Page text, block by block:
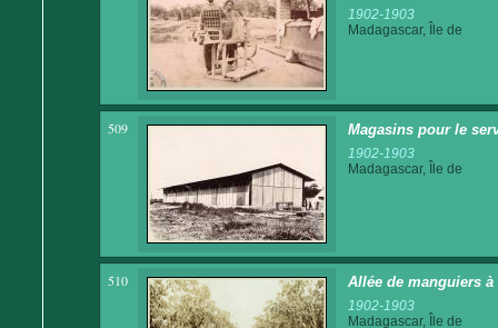
1902-1903
Madagascar, Île de
509 Magasins pour le
1902-1903
Madagascar, Île de
510 Allée de manguiers à
1902-1903
Madagascar, Île de